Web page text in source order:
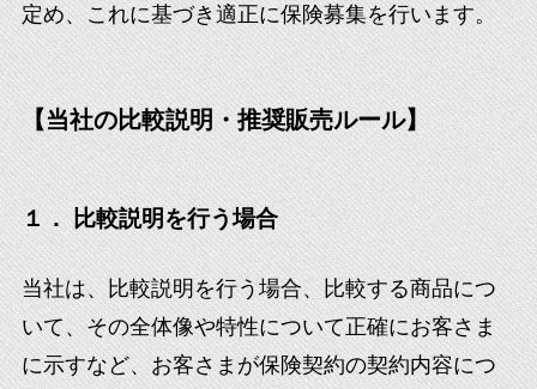
定め、これに基づき適正に保険募集を行います。
【当社の比較説明・推奨販売ルール】
１． 比較説明を行う場合
当社は、比較説明を行う場合、比較する商品につ
いて、その全体像や特性について正確にお客さま
に示すなど、お客さまが保険契約の契約内容につ